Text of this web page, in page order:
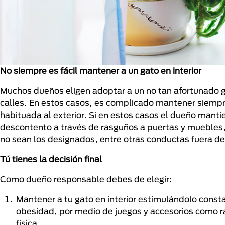
No siempre es fácil mantener a un gato en interior
Muchos dueños eligen adoptar a un no tan
calles. En estos casos, es complicado mantener
habituada al exterior. Si en estos casos el dueño
descontento a través de rasguños a puertas y
no sean los designados, entre otras conductas fuera
Tú tienes la decisión final
Como dueño responsable debes de elegir:
Mantener a tu gato en interior estimulándolo
obesidad, por medio de juegos y accesorios